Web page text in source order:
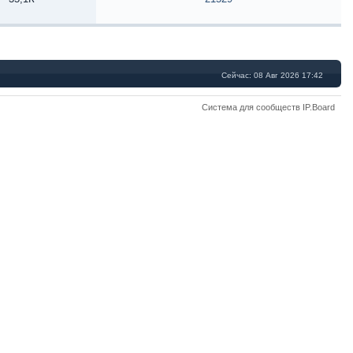
Сейчас: 08 Авг 2026 17:42
Система для сообществ IP.Board